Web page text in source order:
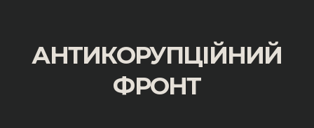
АНТИКОРУПЦІЙНИЙ
ФРОНТ